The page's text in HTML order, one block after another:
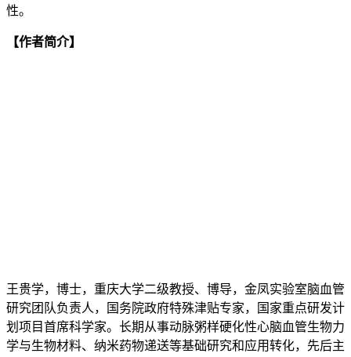
性。
【作者简介】
王贵学，博士，重庆大学二级教授、博导，金凤实验室脑血管
研究团队负责人，国务院政府特殊津贴专家，国家重点研发计
划项目首席科学家。长期从事动脉粥样硬化性心脑血管生物力
学与生物材料、纳米药物递送等基础研究和应用转化，先后主